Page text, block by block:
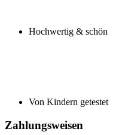
Hochwertig & schön
Von Kindern getestet
Zahlungsweisen